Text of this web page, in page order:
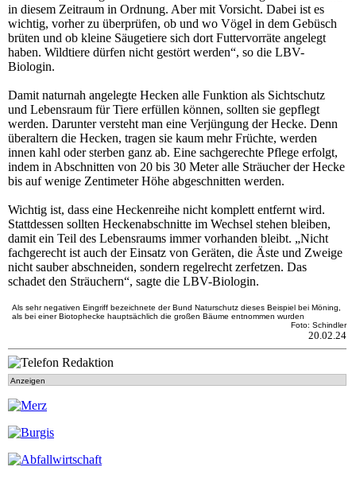
in diesem Zeitraum in Ordnung. Aber mit Vorsicht. Dabei ist es
wichtig, vorher zu überprüfen, ob und wo Vögel in dem Gebüsch
brüten und ob kleine Säugetiere sich dort Futtervorräte angelegt
haben. Wildtiere dürfen nicht gestört werden“, so die LBV-
Biologin.
Damit naturnah angelegte Hecken alle Funktion als Sichtschutz
und Lebensraum für Tiere erfüllen können, sollten sie gepflegt
werden. Darunter versteht man eine Verjüngung der Hecke. Denn
überaltern die Hecken, tragen sie kaum mehr Früchte, werden
innen kahl oder sterben ganz ab. Eine sachgerechte Pflege erfolgt,
indem in Abschnitten von 20 bis 30 Meter alle Sträucher der Hecke
bis auf wenige Zentimeter Höhe abgeschnitten werden.
Wichtig ist, dass eine Heckenreihe nicht komplett entfernt wird.
Stattdessen sollten Heckenabschnitte im Wechsel stehen bleiben,
damit ein Teil des Lebensraums immer vorhanden bleibt. „Nicht
fachgerecht ist auch der Einsatz von Geräten, die Äste und Zweige
nicht sauber abschneiden, sondern regelrecht zerfetzen. Das
schadet den Sträuchern“, sagte die LBV-Biologin.
Als sehr negativen Eingriff bezeichnete der Bund Naturschutz dieses Beispiel bei Möning,
als bei einer Biotophecke hauptsächlich die großen Bäume entnommen wurden
Foto: Schindler
20.02.24
Anzeigen